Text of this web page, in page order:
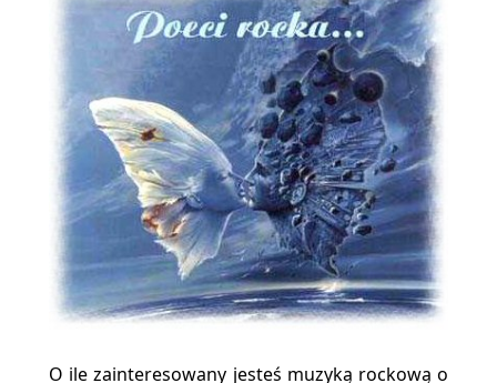
O ile zainteresowany jesteś muzyką rockową o